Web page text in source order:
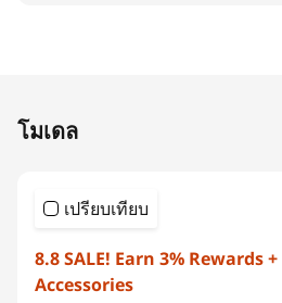
โมเดล
เปรียบเทียบ
8.8 SALE! Earn 3% Rewards
Accessories